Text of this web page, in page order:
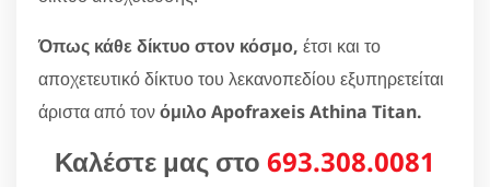
Όπως κάθε δίκτυο στον κόσμο, έτσι και το
αποχετευτικό δίκτυο του λεκανοπεδίου εξυπηρετείται
άριστα από τονόμιλο Apofraxeis Athina Titan.
Καλέστε μας στο 693.308.0081